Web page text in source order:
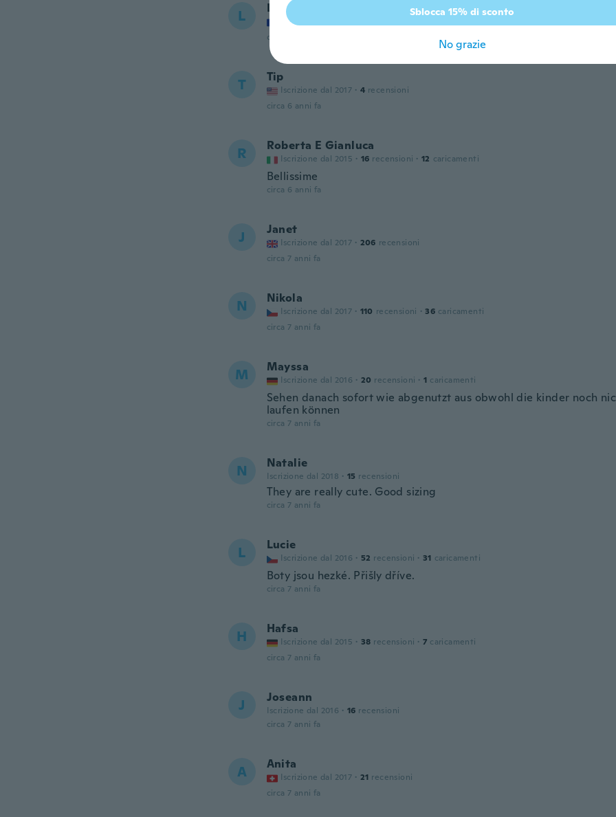
L Laetitia
Iscrizione dal 2016
circa 6 anni fa
T Tip
Iscrizione dal 2017 · 4 recensioni
circa 6 anni fa
R Roberta E Gianluca
Iscrizione dal 2015 · 16 recensioni · 12 caricamenti
Bellissime
circa 6 anni fa
J Janet
Iscrizione dal 2017 · 206 recensioni
circa 7 anni fa
N Nikola
Iscrizione dal 2017 · 110 recensioni · 36 caricamenti
circa 7 anni fa
M Mayssa
Iscrizione dal 2016 · 20 recensioni · 1 caricamenti
Sehen danach sofort wie abgenutzt aus obwohl die kinder noch
laufen können
circa 7 anni fa
N Natalie
Iscrizione dal 2018 · 15 recensioni
They are really cute. Good sizing
circa 7 anni fa
L Lucie
Iscrizione dal 2016 · 52 recensioni · 31 caricamenti
Boty jsou hezké. Přišly dříve.
circa 7 anni fa
H Hafsa
Iscrizione dal 2015 · 38 recensioni · 7 caricamenti
circa 7 anni fa
J Joseann
Iscrizione dal 2016 · 16 recensioni
circa 7 anni fa
A Anita
Iscrizione dal 2017 · 21 recensioni
circa 7 anni fa
Sblocca 15% di sconto
No grazie